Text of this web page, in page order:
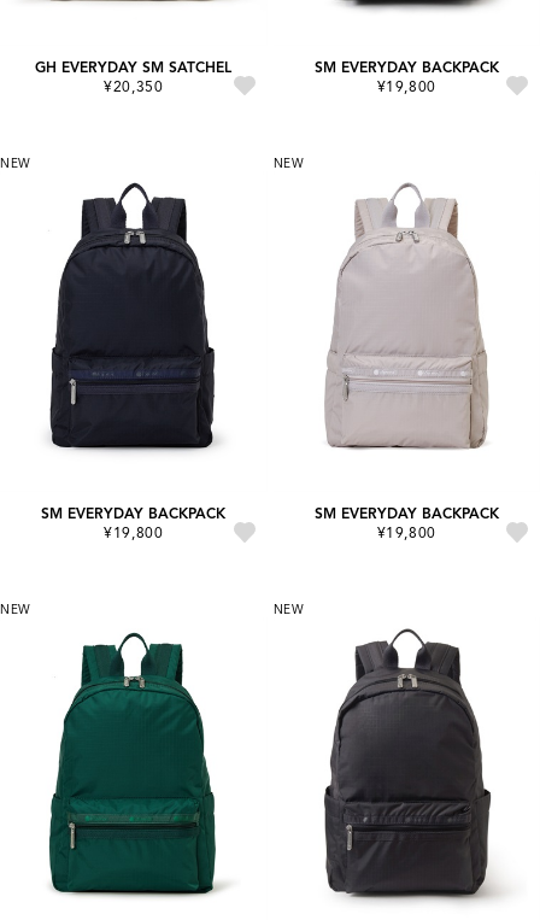
GH EVERYDAY SM SATCHEL
¥20,350
SM EVERYDAY BACKPACK
¥19,800
NEW
SM EVERYDAY BACKPACK
¥19,800
NEW
SM EVERYDAY BACKPACK
¥19,800
NEW NEW